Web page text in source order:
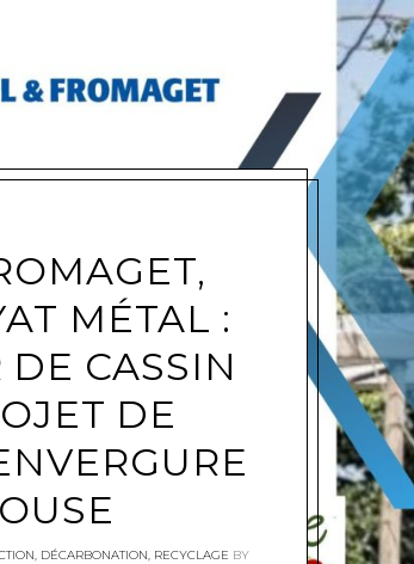
MÉTAL :
CASSIN
DE
, DÉCARBONATION, RECYCLAGE BY